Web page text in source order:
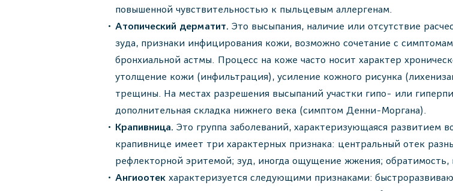
повышенной чувствительностью к пыльцевым аллергенам.
Атопический дерматит. Это высыпания, наличие или отсутствие
зуда, признаки инфицирования кожи, возможно сочетание с
бронхиальной астмы. Процесс на коже часто носит характер
утолщение кожи (инфильтрация), усиление кожного рисунка
трещины. На местах разрешения высыпаний участки гипо- или
дополнительная складка нижнего века (симптом Денни-Моргана).
Крапивница. Это группа заболеваний, характеризующаяся
крапивнице имеет три характерных признака: центральный отек
рефлекторной эритемой; зуд, иногда ощущение жжения; обратимость,
Ангиоотек характеризуется следующими признаками: